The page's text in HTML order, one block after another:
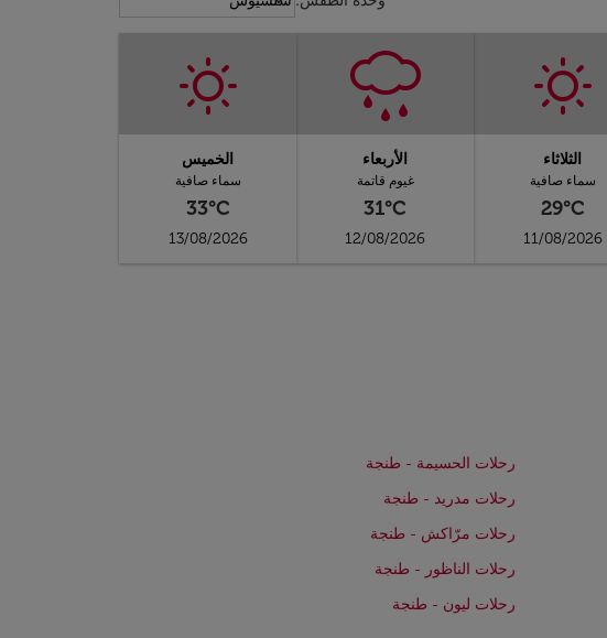
الثلاثاء
سماء صافية
29°C
11/08/2026
الأربعاء
غيوم قاتمة
31°C
12/08/2026
الخميس
سماء صافية
33°C
13/08/2026
رحلات الحسيمة - طنجة
رحلات مدريد - طنجة
رحلات مرّاكش - طنجة
رحلات الناظور - طنجة
رحلات ليون - طنجة